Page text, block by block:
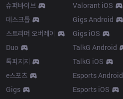
슈퍼바이브
데스크톱
스트리머 오버레이
Duo
톡피지지
e스포츠
Gigs
Valorant iOS
Gigs Android
Gigs iOS
TalkG Android
TalkG iOS
Esports Android
Esports iOS